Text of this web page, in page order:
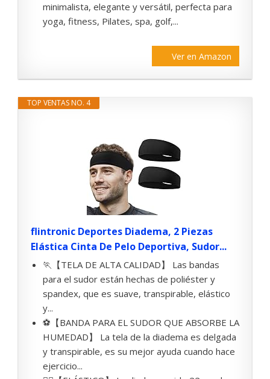
minimalista, elegante y versátil, perfecta para
yoga, fitness, Pilates, spa, golf,...
Ver en Amazon
TOP VENTAS NO. 4
flintronic Deportes Diadema, 2 Piezas
Elástica Cinta De Pelo Deportiva, Sudor...
🏃【TELA DE ALTA CALIDAD】 Las bandas
para el sudor están hechas de poliéster y
spandex, que es suave, transpirable, elástico
y...
⚽【BANDA PARA EL SUDOR QUE ABSORBE LA
HUMEDAD】 La tela de la diadema es delgada
y transpirable, es su mejor ayuda cuando hace
ejercicio...